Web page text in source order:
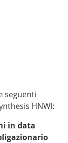
seguenti
HNWI:
in data